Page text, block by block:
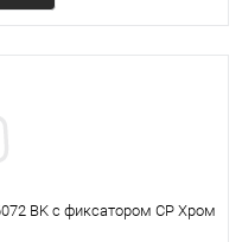
BK с фиксатором CP Хром